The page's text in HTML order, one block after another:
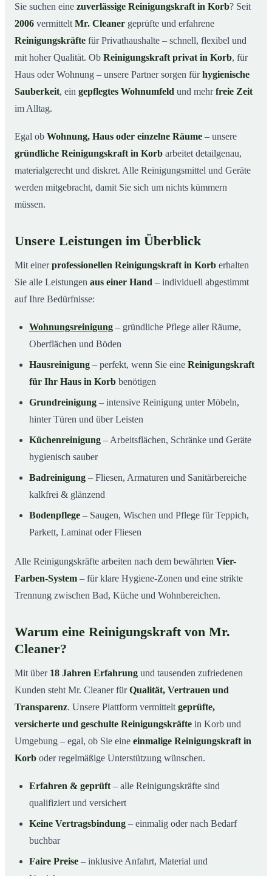
03Warum eine Reinigungskraft von Mr. Cleaner?
04So läuft die Buchung einer Reinigungskraft ab
05Typische Anlässe für eine Reinigungskraft
Jetzt Reinigungskraft buchen
08So einfach buchen Sie eine Reinigungskraft in Korb
Sie suchen eine zuverlässige Reinigungskraft in Korb? Seit
2006 vermittelt Mr. Cleaner geprüfte und erfahrene
Reinigungskräfte für Privathaushalte – schnell, flexibel und
mit hoher Qualität. Ob Reinigungskraft privat in Korb, für
Haus oder Wohnung – unsere Partner sorgen fürhygienische
Sauberkeit, ein gepflegtes Wohnumfeld und mehrfreie Zeit
im Alltag.
Egal ob Wohnung, Haus oder einzelne Räume – unsere
gründliche Reinigungskraft in Korb arbeitet detailgenau,
materialgerecht und diskret. Alle Reinigungsmittel und Geräte
werden mitgebracht, damit Sie sich um nichts kümmern
müssen.
Unsere Leistungen im Überblick
Mit einerprofessionellen Reinigungskraft in Korb erhalten
Sie alle Leistungen aus einer Hand – individuell abgestimmt
auf Ihre Bedürfnisse:
Wohnungsreinigung – gründliche Pflege aller Räume,
Oberflächen und Böden
Hausreinigung – perfekt, wenn Sie eine Reinigungskraft
für Ihr Haus in Korb benötigen
Grundreinigung – intensive Reinigung unter Möbeln,
hinter Türen und über Leisten
Küchenreinigung – Arbeitsflächen, Schränke und Geräte
hygienisch sauber
Badreinigung – Fliesen, Armaturen und Sanitärbereiche
kalkfrei & glänzend
Bodenpflege – Saugen, Wischen und Pflege für Teppich,
Parkett, Laminat oder Fliesen
Alle Reinigungskräfte arbeiten nach dem bewährten Vier-
Farben-System – für klare Hygiene-Zonen und eine strikte
Trennung zwischen Bad, Küche und Wohnbereichen.
Warum eine Reinigungskraft von Mr.
Cleaner?
Mit über 18 Jahren Erfahrung und tausenden zufriedenen
Kunden steht Mr. Cleaner fürQualität, Vertrauen und
Transparenz. Unsere Plattform vermittelt geprüfte,
versicherte und geschulte Reinigungskräfte in Korb und
Umgebung – egal, ob Sie eine einmalige Reinigungskraft in
Korb oder regelmäßige Unterstützung wünschen.
Erfahren & geprüft – alle Reinigungskräfte sind
qualifiziert und versichert
Keine Vertragsbindung – einmalig oder nach Bedarf
buchbar
Faire Preise – inklusive Anfahrt, Material und